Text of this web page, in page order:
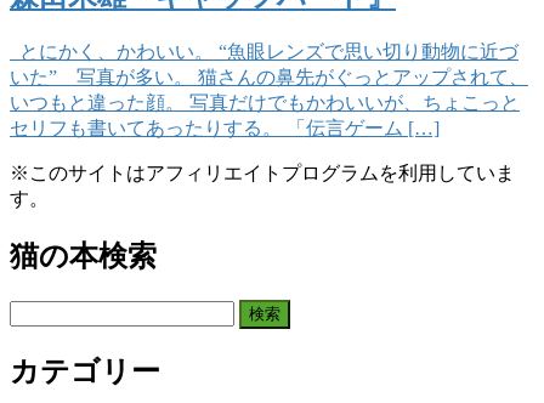
とにかく、かわいい。 “魚眼レンズで思い切り動物に近づ
いた” 写真が多い。 猫さんの鼻先がぐっとアップされて、
いつもと違った顔。 写真だけでもかわいいが、ちょこっと
セリフも書いてあったりする。 「伝言ゲーム […]
※このサイトはアフィリエイトプログラムを利用していま
す。
猫の本検索
カテゴリー